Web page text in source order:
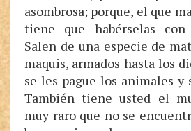
asombrosa; porque, el que
tiene que habérselas con
Salen de una especie de
maquis, armados hasta los
se les pague los animales y
También tiene usted el
muy raro que no se